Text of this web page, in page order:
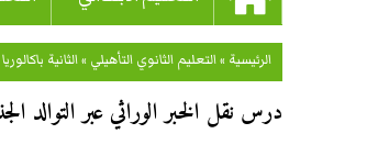
الرئيسية »التعليم الثانوي التأهيلي »الثانية باكالوريا
درس نقل الخبر الوراثي عبر التوالد